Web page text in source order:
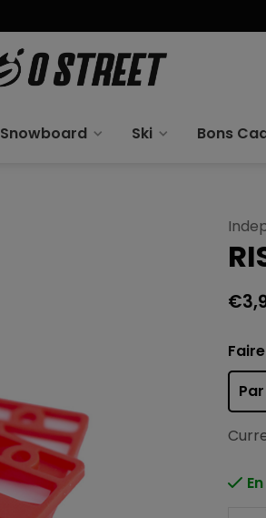
Snowboard Ski Bons